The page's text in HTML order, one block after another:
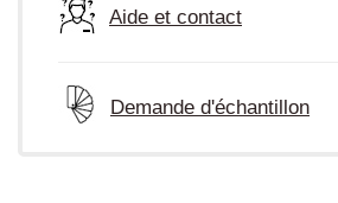
Aide et contact
Demande d'échantillon